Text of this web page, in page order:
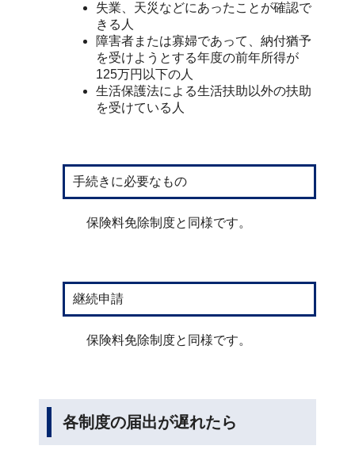
失業、天災などにあったことが確認で
きる人
障害者または寡婦であって、納付猶予
を受けようとする年度の前年所得が
125万円以下の人
生活保護法による生活扶助以外の扶助
を受けている人
手続きに必要なもの
保険料免除制度と同様です。
継続申請
保険料免除制度と同様です。
各制度の届出が遅れたら